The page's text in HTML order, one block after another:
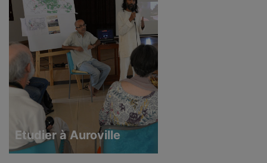
Etudier à Auroville